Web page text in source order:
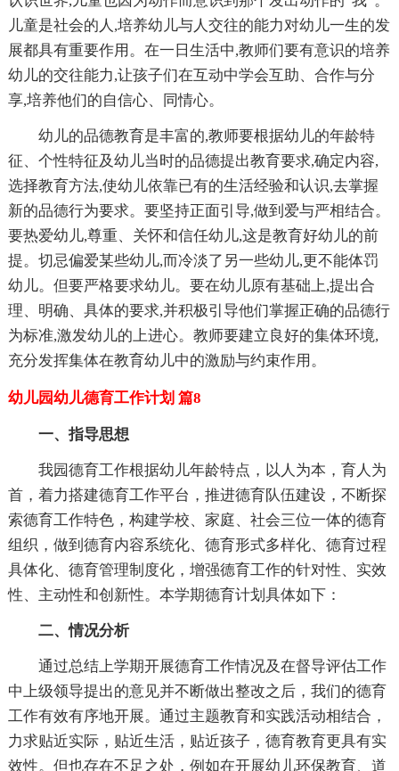
儿童是社会的人,培养幼儿与人交往的能力对幼儿一生的发
展都具有重要作用。在一日生活中,教师们要有意识的培养
幼儿的交往能力,让孩子们在互动中学会互助、合作与分
享,培养他们的自信心、同情心。
幼儿的品德教育是丰富的,教师要根据幼儿的年龄特
征、个性特征及幼儿当时的品德提出教育要求,确定内容,
选择教育方法,使幼儿依靠已有的生活经验和认识,去掌握
新的品德行为要求。要坚持正面引导,做到爱与严相结合。
要热爱幼儿,尊重、关怀和信任幼儿,这是教育好幼儿的前
提。切忌偏爱某些幼儿,而冷淡了另一些幼儿,更不能体罚
幼儿。但要严格要求幼儿。要在幼儿原有基础上,提出合
理、明确、具体的要求,并积极引导他们掌握正确的品德行
为标准,激发幼儿的上进心。教师要建立良好的集体环境,
充分发挥集体在教育幼儿中的激励与约束作用。
幼儿园幼儿德育工作计划 篇8
一、指导思想
我园德育工作根据幼儿年龄特点，以人为本，育人为
首，着力搭建德育工作平台，推进德育队伍建设，不断探
索德育工作特色，构建学校、家庭、社会三位一体的德育
组织，做到德育内容系统化、德育形式多样化、德育过程
具体化、德育管理制度化，增强德育工作的针对性、实效
性、主动性和创新性。本学期德育计划具体如下：
二、情况分析
通过总结上学期开展德育工作情况及在督导评估工作
中上级领导提出的意见并不断做出整改之后，我们的德育
工作有效有序地开展。通过主题教育和实践活动相结合，
力求贴近实际，贴近生活，贴近孩子，德育教育更具有实
效性。但也存在不足之处，例如在开展幼儿环保教育、道